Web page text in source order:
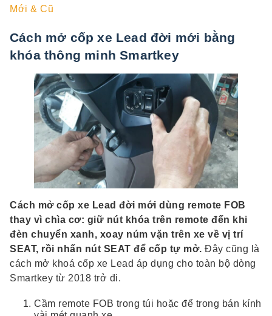
Mới & Cũ
Cách mở cốp xe Lead đời mới bằng
khóa thông minh Smartkey
Cách mở cốp xe Lead đời mới dùng remote FOB
thay vì chìa cơ: giữ nút khóa trên remote đến khi
đèn chuyển xanh, xoay núm vặn trên xe về vị trí
SEAT, rồi nhấn nút SEAT để cốp tự mở. Đây cũng là
cách mở khoá cốp xe Lead áp dụng cho toàn bộ dòng
Smartkey từ 2018 trở đi.
Cầm remote FOB trong túi hoặc để trong bán kính